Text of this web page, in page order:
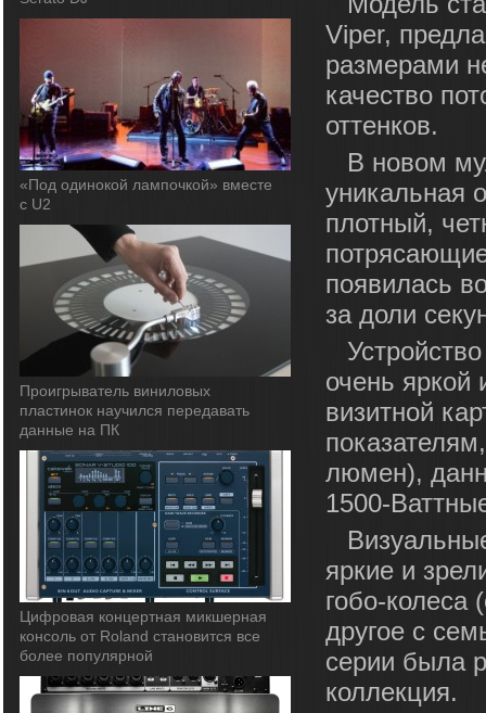
«Под одинокой лампочкой» вместе
с U2
Проигрыватель виниловых
пластинок научился передавать
данные на ПК
Цифровая концертная микшерная
консоль от Roland становится все
более популярной
Viper,
размерами
качество
оттенков.
В новом
уникальная
плотный,
появилась
за доли
очень
визитной
люмен),
1500-
яркие и
гобо-
другое с
серии была
коллекция.